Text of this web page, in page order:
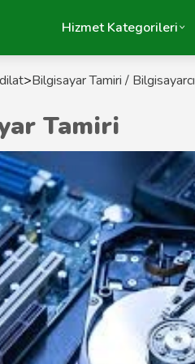
Hizmet Kategorileri
>Bilgisayar Tamiri / Bilgisayarcı
Tamiri